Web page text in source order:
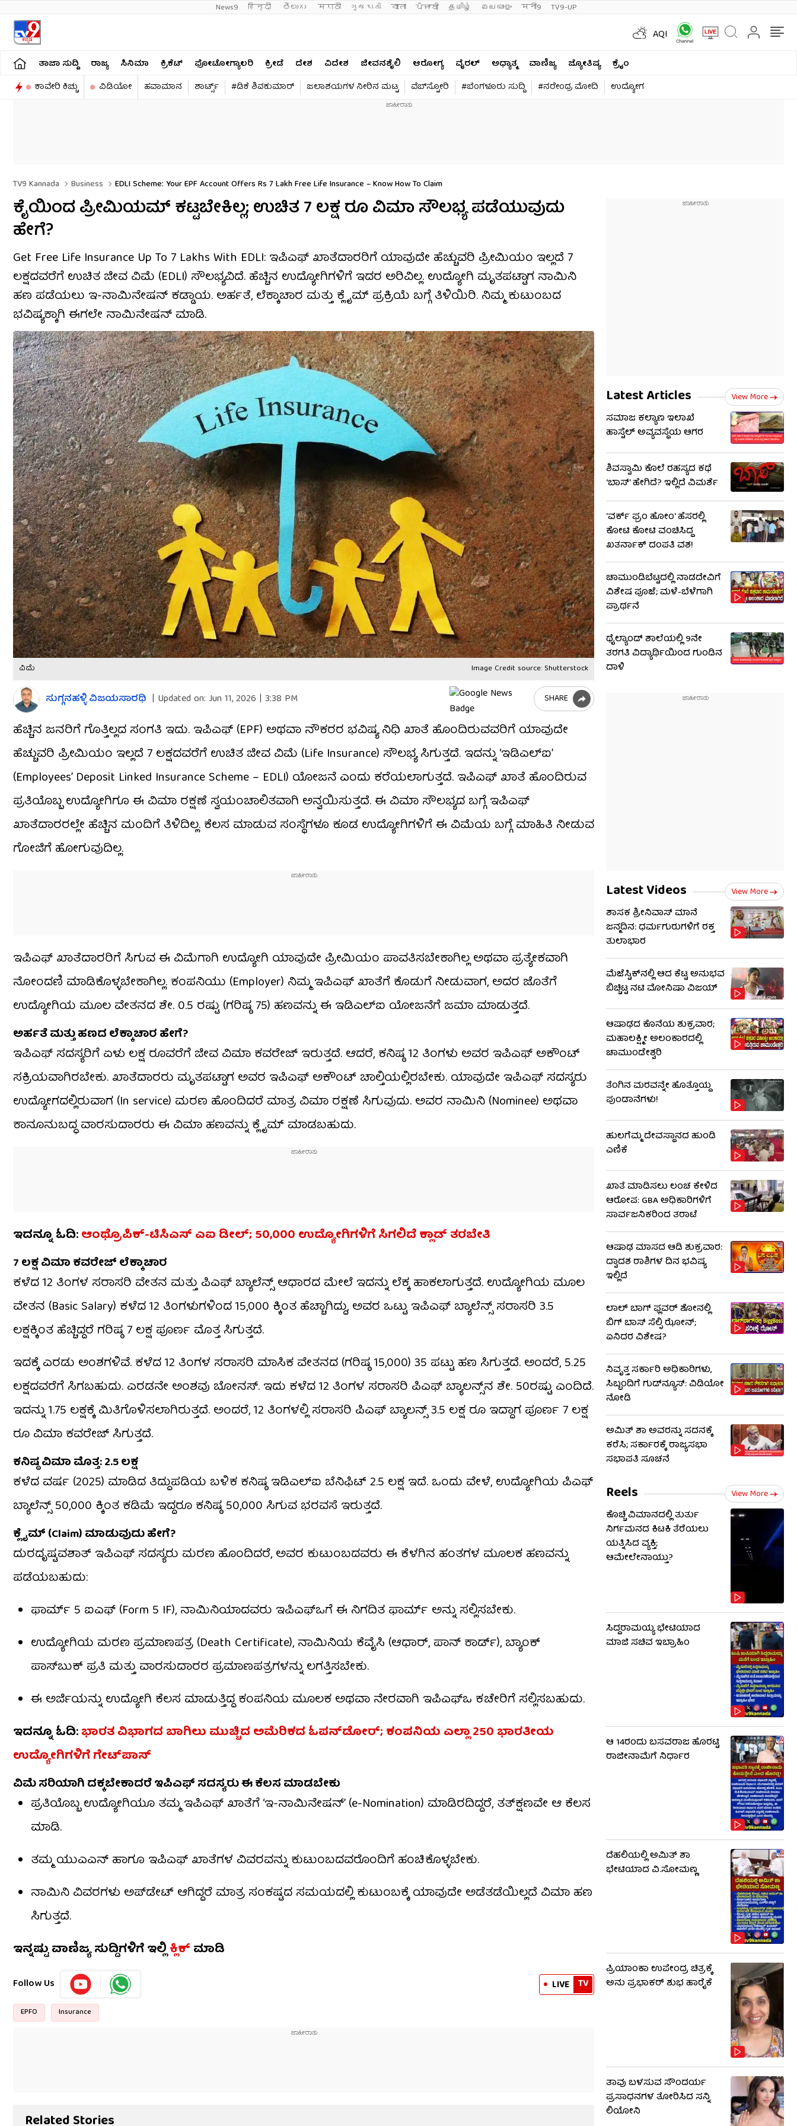
News9 हिन्दी తెలుగు मराठी ગુજરાતી বাংলা ਪੰਜਾਬੀ தமிழ் മലയാളം मनी9 TV9-UP
AQI
ತಾಜಾ ಸುದ್ದಿ ರಾಜ್ಯ ಸಿನಿಮಾ ಕ್ರಿಕೆಟ್​ ಫೋಟೋಗ್ಯಾಲರಿ ಕ್ರೀಡೆ ದೇಶ ವಿದೇಶ ಜೀವನಶೈಲಿ ಆರೋಗ್ಯ ವೈರಲ್​ ಅಧ್ಯಾತ್ಮ ವಾಣಿಜ್ಯ ಜ್ಯೋತಿಷ್ಯ
ಕ್ರೈಂ
ಕಾವೇರಿ ಕಿಚ್ಚು
ವಿಡಿಯೋ ಹವಾಮಾನ ಶಾರ್ಟ್ಸ್​ #ಡಿಕೆ ಶಿವಕುಮಾರ್​ ಜಲಾಶಯಗಳ ನೀರಿನ ಮಟ್ಟ ವೆಬ್​ಸ್ಟೋರಿ #ಬೆಂಗಳೂರು ಸುದ್ದಿ #ನರೇಂದ್ರ ಮೋದಿ ಉದ್ಯೋಗ
TV9 Kannada Business EDLI Scheme: Your EPF Account Offers Rs 7 Lakh Free Life Insurance – Know How To Claim
ಕೈಯಿಂದ ಪ್ರೀಮಿಯಮ್ ಕಟ್ಟಬೇಕಿಲ್ಲ; ಉಚಿತ 7 ಲಕ್ಷ ರೂ ವಿಮಾ ಸೌಲಭ್ಯ ಪಡೆಯುವುದು
ಹೇಗೆ?
Get Free Life Insurance Up To ₹7 Lakhs With EDLI: ಇಪಿಎಫ್ ಖಾತೆದಾರರಿಗೆ ಯಾವುದೇ ಹೆಚ್ಚುವರಿ ಪ್ರೀಮಿಯಂ ಇಲ್ಲದೆ ₹7
ಲಕ್ಷದವರೆಗೆ ಉಚಿತ ಜೀವ ವಿಮೆ (EDLI) ಸೌಲಭ್ಯವಿದೆ. ಹೆಚ್ಚಿನ ಉದ್ಯೋಗಿಗಳಿಗೆ ಇದರ ಅರಿವಿಲ್ಲ. ಉದ್ಯೋಗಿ ಮೃತಪಟ್ಟಾಗ ನಾಮಿನಿ
ಹಣ ಪಡೆಯಲು ಇ-ನಾಮಿನೇಷನ್ ಕಡ್ಡಾಯ. ಅರ್ಹತೆ, ಲೆಕ್ಕಾಚಾರ ಮತ್ತು ಕ್ಲೈಮ್ ಪ್ರಕ್ರಿಯೆ ಬಗ್ಗೆ ತಿಳಿಯಿರಿ. ನಿಮ್ಮ ಕುಟುಂಬದ
ಭವಿಷ್ಯಕ್ಕಾಗಿ ಈಗಲೇ ನಾಮಿನೇಷನ್ ಮಾಡಿ.
ವಿಮೆ Image Credit source: Shutterstock
ಸುಗ್ಗನಹಳ್ಳಿ ವಿಜಯಸಾರಥಿ | Updated on: Jun 11, 2026 | 3:38 PM SHARE
ಹೆಚ್ಚಿನ ಜನರಿಗೆ ಗೊತ್ತಿಲ್ಲದ ಸಂಗತಿ ಇದು. ಇಪಿಎಫ್ (EPF) ಅಥವಾ ನೌಕರರ ಭವಿಷ್ಯ ನಿಧಿ ಖಾತೆ ಹೊಂದಿರುವವರಿಗೆ ಯಾವುದೇ
ಹೆಚ್ಚುವರಿ ಪ್ರೀಮಿಯಂ ಇಲ್ಲದೆ ₹7 ಲಕ್ಷದವರೆಗೆ ಉಚಿತ ಜೀವ ವಿಮೆ (Life Insurance) ಸೌಲಭ್ಯ ಸಿಗುತ್ತದೆ. ಇದನ್ನು ‘ಇಡಿಎಲ್‌ಐ’
(Employees’ Deposit Linked Insurance Scheme – EDLI) ಯೋಜನೆ ಎಂದು ಕರೆಯಲಾಗುತ್ತದೆ. ಇಪಿಎಫ್ ಖಾತೆ ಹೊಂದಿರುವ
ಪ್ರತಿಯೊಬ್ಬ ಉದ್ಯೋಗಿಗೂ ಈ ವಿಮಾ ರಕ್ಷಣೆ ಸ್ವಯಂಚಾಲಿತವಾಗಿ ಅನ್ವಯಿಸುತ್ತದೆ. ಈ ವಿಮಾ ಸೌಲಭ್ಯದ ಬಗ್ಗೆ ಇಪಿಎಫ್
ಖಾತೆದಾರರಲ್ಲೇ ಹೆಚ್ಚಿನ ಮಂದಿಗೆ ತಿಳಿದಿಲ್ಲ. ಕೆಲಸ ಮಾಡುವ ಸಂಸ್ಥೆಗಳೂ ಕೂಡ ಉದ್ಯೋಗಿಗಳಿಗೆ ಈ ವಿಮೆಯ ಬಗ್ಗೆ ಮಾಹಿತಿ ನೀಡುವ
ಗೋಜಿಗೆ ಹೋಗುವುದಿಲ್ಲ.
ಇಪಿಎಫ್ ಖಾತೆದಾರರಿಗೆ ಸಿಗುವ ಈ ವಿಮೆಗಾಗಿ ಉದ್ಯೋಗಿ ಯಾವುದೇ ಪ್ರೀಮಿಯಂ ಪಾವತಿಸಬೇಕಾಗಿಲ್ಲ ಅಥವಾ ಪ್ರತ್ಯೇಕವಾಗಿ
ನೋಂದಣಿ ಮಾಡಿಕೊಳ್ಳಬೇಕಾಗಿಲ್ಲ. ಕಂಪನಿಯು (Employer) ನಿಮ್ಮ ಇಪಿಎಫ್ ಖಾತೆಗೆ ಕೊಡುಗೆ ನೀಡುವಾಗ, ಅದರ ಜೊತೆಗೆ
ಉದ್ಯೋಗಿಯ ಮೂಲ ವೇತನದ ಶೇ. 0.5 ರಷ್ಟು (ಗರಿಷ್ಠ ₹75) ಹಣವನ್ನು ಈ ಇಡಿಎಲ್‌ಐ ಯೋಜನೆಗೆ ಜಮಾ ಮಾಡುತ್ತದೆ.
ಅರ್ಹತೆ ಮತ್ತು ಹಣದ ಲೆಕ್ಕಾಚಾರ ಹೇಗೆ?
ಇಪಿಎಫ್ ಸದಸ್ಯರಿಗೆ ಏಳು ಲಕ್ಷ ರೂವರೆಗೆ ಜೀವ ವಿಮಾ ಕವರೇಜ್ ಇರುತ್ತದೆ. ಆದರೆ, ಕನಿಷ್ಠ 12 ತಿಂಗಳು ಅವರ ಇಪಿಎಫ್ ಅಕೌಂಟ್
ಸಕ್ರಿಯವಾಗಿರಬೇಕು. ಖಾತೆದಾರರು ಮೃತಪಟ್ಟಾಗ ಅವರ ಇಪಿಎಫ್ ಅಕೌಂಟ್ ಚಾಲ್ತಿಯಲ್ಲಿರಬೇಕು. ಯಾವುದೇ ಇಪಿಎಫ್ ಸದಸ್ಯರು
ಉದ್ಯೋಗದಲ್ಲಿರುವಾಗ (In service) ಮರಣ ಹೊಂದಿದರೆ ಮಾತ್ರ ವಿಮಾ ರಕ್ಷಣೆ ಸಿಗುವುದು. ಅವರ ನಾಮಿನಿ (Nominee) ಅಥವಾ
ಕಾನೂನುಬದ್ಧ ವಾರಸುದಾರರು ಈ ವಿಮಾ ಹಣವನ್ನು ಕ್ಲೈಮ್ ಮಾಡಬಹುದು.
ಇದನ್ನೂ ಓದಿ:ಆಂಥ್ರೊಪಿಕ್-ಟಿಸಿಎಸ್ ಎಐ ಡೀಲ್; 50,000 ಉದ್ಯೋಗಿಗಳಿಗೆ ಸಿಗಲಿದೆ ಕ್ಲಾಡ್ ತರಬೇತಿ
₹7 ಲಕ್ಷ ವಿಮಾ ಕವರೇಜ್ ಲೆಕ್ಕಾಚಾರ
ಕಳೆದ 12 ತಿಂಗಳ ಸರಾಸರಿ ವೇತನ ಮತ್ತು ಪಿಎಫ್ ಬ್ಯಾಲೆನ್ಸ್ ಆಧಾರದ ಮೇಲೆ ಇದನ್ನು ಲೆಕ್ಕ ಹಾಕಲಾಗುತ್ತದೆ. ಉದ್ಯೋಗಿಯ ಮೂಲ
ವೇತನ (Basic Salary) ಕಳೆದ 12 ತಿಂಗಳುಗಳಿಂದ ₹15,000 ಕ್ಕಿಂತ ಹೆಚ್ಚಾಗಿದ್ದು, ಅವರ ಒಟ್ಟು ಇಪಿಎಫ್ ಬ್ಯಾಲೆನ್ಸ್ ಸರಾಸರಿ ₹3.5
ಲಕ್ಷಕ್ಕಿಂತ ಹೆಚ್ಚಿದ್ದರೆ ಗರಿಷ್ಠ ₹7 ಲಕ್ಷ ಪೂರ್ಣ ಮೊತ್ತ ಸಿಗುತ್ತದೆ.
ಇದಕ್ಕೆ ಎರಡು ಅಂಶಗಳಿವೆ. ಕಳೆದ 12 ತಿಂಗಳ ಸರಾಸರಿ ಮಾಸಿಕ ವೇತನದ (ಗರಿಷ್ಠ ₹15,000) 35 ಪಟ್ಟು ಹಣ ಸಿಗುತ್ತದೆ. ಅಂದರೆ, ₹5.25
ಲಕ್ಷದವರೆಗೆ ಸಿಗಬಹುದು. ಎರಡನೇ ಅಂಶವು ಬೋನಸ್. ಇದು ಕಳೆದ 12 ತಿಂಗಳ ಸರಾಸರಿ ಪಿಎಫ್ ಬ್ಯಾಲನ್ಸ್​ನ ಶೇ. 50ರಷ್ಟು ಎಂದಿದೆ.
ಇದನ್ನು ₹1.75 ಲಕ್ಷಕ್ಕೆ ಮಿತಿಗೊಳಿಸಲಾಗಿರುತ್ತದೆ. ಅಂದರೆ, 12 ತಿಂಗಳಲ್ಲಿ ಸರಾಸರಿ ಪಿಎಫ್ ಬ್ಯಾಲನ್ಸ್ 3.5 ಲಕ್ಷ ರೂ ಇದ್ದಾಗ ಪೂರ್ಣ 7 ಲಕ್ಷ
ರೂ ವಿಮಾ ಕವರೇಜ್ ಸಿಗುತ್ತದೆ.
ಕನಿಷ್ಠ ವಿಮಾ ಮೊತ್ತ: ₹2.5 ಲಕ್ಷ
ಕಳೆದ ವರ್ಷ (2025) ಮಾಡಿದ ತಿದ್ದುಪಡಿಯ ಬಳಿಕ ಕನಿಷ್ಠ ಇಡಿಎಲ್​ಐ ಬೆನಿಫಿಟ್ ₹2.5 ಲಕ್ಷ ಇದೆ. ಒಂದು ವೇಳೆ, ಉದ್ಯೋಗಿಯ ಪಿಎಫ್
ಬ್ಯಾಲೆನ್ಸ್ ₹50,000 ಕ್ಕಿಂತ ಕಡಿಮೆ ಇದ್ದರೂ ಕನಿಷ್ಠ ₹50,000 ಸಿಗುವ ಭರವಸೆ ಇರುತ್ತದೆ.
ಕ್ಲೈಮ್ (Claim) ಮಾಡುವುದು ಹೇಗೆ?
ದುರದೃಷ್ಟವಶಾತ್ ಇಪಿಎಫ್ ಸದಸ್ಯರು ಮರಣ ಹೊಂದಿದರೆ, ಅವರ ಕುಟುಂಬದವರು ಈ ಕೆಳಗಿನ ಹಂತಗಳ ಮೂಲಕ ಹಣವನ್ನು
ಪಡೆಯಬಹುದು:
ಫಾರ್ಮ್ 5 ಐಎಫ್ (Form 5 IF), ನಾಮಿನಿಯಾದವರು ಇಪಿಎಫ್ಒಗೆ ಈ ನಿಗದಿತ ಫಾರ್ಮ್ ಅನ್ನು ಸಲ್ಲಿಸಬೇಕು.
ಉದ್ಯೋಗಿಯ ಮರಣ ಪ್ರಮಾಣಪತ್ರ (Death Certificate), ನಾಮಿನಿಯ ಕೆವೈಸಿ (ಆಧಾರ್, ಪಾನ್ ಕಾರ್ಡ್), ಬ್ಯಾಂಕ್
ಪಾಸ್‌ಬುಕ್ ಪ್ರತಿ ಮತ್ತು ವಾರಸುದಾರರ ಪ್ರಮಾಣಪತ್ರಗಳನ್ನು ಲಗತ್ತಿಸಬೇಕು.
ಈ ಅರ್ಜಿಯನ್ನು ಉದ್ಯೋಗಿ ಕೆಲಸ ಮಾಡುತ್ತಿದ್ದ ಕಂಪನಿಯ ಮೂಲಕ ಅಥವಾ ನೇರವಾಗಿ ಇಪಿಎಫ್ಒ ಕಚೇರಿಗೆ ಸಲ್ಲಿಸಬಹುದು.
ಇದನ್ನೂ ಓದಿ:ಭಾರತ ವಿಭಾಗದ ಬಾಗಿಲು ಮುಚ್ಚಿದ ಅಮೆರಿಕದ ಓಪನ್​ಡೋರ್; ಕಂಪನಿಯ ಎಲ್ಲಾ 250 ಭಾರತೀಯ
ಉದ್ಯೋಗಿಗಳಿಗೆ ಗೇಟ್​ಪಾಸ್
ವಿಮೆ ಸರಿಯಾಗಿ ದಕ್ಕಬೇಕಾದರೆ ಇಪಿಎಫ್ ಸದಸ್ಯರು ಈ ಕೆಲಸ ಮಾಡಬೇಕು
ಪ್ರತಿಯೊಬ್ಬ ಉದ್ಯೋಗಿಯೂ ತಮ್ಮ ಇಪಿಎಫ್ ಖಾತೆಗೆ ‘ಇ-ನಾಮಿನೇಷನ್’ (e-Nomination) ಮಾಡಿರದಿದ್ದರೆ, ತತ್​ಕ್ಷಣವೇ ಆ ಕೆಲಸ
ಮಾಡಿ.
ತಮ್ಮ ಯುಎಎನ್ ಹಾಗೂ ಇಪಿಎಫ್ ಖಾತೆಗಳ ವಿವರವನ್ನು ಕುಟುಂಬದವರೊಂದಿಗೆ ಹಂಚಿಕೊಳ್ಳಬೇಕು.
ನಾಮಿನಿ ವಿವರಗಳು ಅಪ್‌ಡೇಟ್ ಆಗಿದ್ದರೆ ಮಾತ್ರ ಸಂಕಷ್ಟದ ಸಮಯದಲ್ಲಿ ಕುಟುಂಬಕ್ಕೆ ಯಾವುದೇ ಅಡೆತಡೆಯಿಲ್ಲದೆ ವಿಮಾ ಹಣ
ಸಿಗುತ್ತದೆ.
ಇನ್ನಷ್ಟು ವಾಣಿಜ್ಯ ಸುದ್ದಿಗಳಿಗೆ ಇಲ್ಲಿಕ್ಲಿಕ್ ಮಾಡಿ
Follow Us LIVE TV
EPFO Insurance
Latest Articles View More
ಸಮಾಜ ಕಲ್ಯಾಣ ಇಲಾಖೆ
ಹಾಸ್ಟೆಲ್ ಅವ್ಯವಸ್ಥೆಯ ಆಗರ
ಶಿವಸ್ವಾಮಿ ಕೊಲೆ ರಹಸ್ಯದ ಕಥೆ
‘ಬಾಸ್’ ಹೇಗಿದೆ? ಇಲ್ಲಿದೆ ವಿಮರ್ಶೆ
'ವರ್ಕ್ ಫ್ರಂ ಹೋಂ' ಹೆಸರಲ್ಲಿ
ಕೋಟಿ ಕೋಟಿ ವಂಚಿಸಿದ್ದ
ಖತರ್ನಾಕ್ ದಂಪತಿ ವಶ!
ಚಾಮುಂಡಿಬೆಟ್ಟದಲ್ಲಿ ನಾಡದೇವಿಗೆ
ವಿಶೇಷ ಪೂಜೆ; ಮಳೆ-ಬೆಳೆಗಾಗಿ
ಪ್ರಾರ್ಥನೆ
ಥೈಲ್ಯಾಂಡ್ ಶಾಲೆಯಲ್ಲಿ 9ನೇ
ತರಗತಿ ವಿದ್ಯಾರ್ಥಿಯಿಂದ ಗುಂಡಿನ
ದಾಳಿ
Latest Videos View More
ಶಾಸಕ ಶ್ರೀನಿವಾಸ್ ಮಾನೆ
ಜನ್ಮದಿನ: ಧರ್ಮಗುರುಗಳಿಗೆ ರಕ್ತ
ತುಲಾಭಾರ
ಮೆಜೆಸ್ಟಿಕ್​​ನಲ್ಲಿ ಆದ ಕೆಟ್ಟ ಅನುಭವ
ಬಿಚ್ಚಿಟ್ಟ ನಟಿ ಮೋನಿಷಾ ವಿಜಯ್
ಆಷಾಢದ ಕೊನೆಯ ಶುಕ್ರವಾರ;
ಮಹಾಲಕ್ಷ್ಮೀ ಅಲಂಕಾರದಲ್ಲಿ
ಚಾಮುಂಡೇಶ್ವರಿ
ತೆಂಗಿನ ಮರವನ್ನೇ ಹೊತ್ತೊಯ್ದ
ಪುಂಡಾನೆಗಳು!
ಹುಲಗೆಮ್ಮ ದೇವಸ್ಥಾನದ ಹುಂಡಿ
ಎಣಿಕೆ
ಖಾತೆ ಮಾಡಿಸಲು ಲಂಚ ಕೇಳಿದ
ಆರೋಪ: GBA ಅಧಿಕಾರಿಗಳಿಗೆ
ಸಾರ್ವಜನಿಕರಿಂದ ತರಾಟೆ
ಆಷಾಢ ಮಾಸದ ಆಡಿ ಶುಕ್ರವಾರ:
ದ್ವಾದಶ ರಾಶಿಗಳ ದಿನ ಭವಿಷ್ಯ
ಇಲ್ಲಿದೆ
ಲಾಲ್ ಬಾಗ್ ಫ್ಲವರ್ ಶೋನಲ್ಲಿ
ಬಿಗ್ ಬಾಸ್ ಸೆಲ್ಫಿ ಝೋನ್;
ಏನಿದರ ವಿಶೇಷ?
ನಿವೃತ್ತ ಸರ್ಕಾರಿ ಅಧಿಕಾರಿಗಳು,
ಸಿಬ್ಬಂದಿಗೆ ಗುಡ್​ನ್ಯೂಸ್: ವಿಡಿಯೋ
ನೋಡಿ
ಅಮಿತ್ ಶಾ ಅವರನ್ನು ಸದನಕ್ಕೆ
ಕರೆಸಿ; ಸರ್ಕಾರಕ್ಕೆ ರಾಜ್ಯಸಭಾ
ಸಭಾಪತಿ ಸೂಚನೆ
Reels View More
ಕೊಚ್ಚಿ ವಿಮಾನದಲ್ಲಿ ತುರ್ತು
ನಿರ್ಗಮನದ ಕಿಟಕಿ ತೆರೆಯಲು
ಯತ್ನಿಸಿದ ವ್ಯಕ್ತಿ;
ಆಮೇಲೇನಾಯ್ತು?
ಸಿದ್ದರಾಮಯ್ಯ ಭೇಟಿಯಾದ
ಮಾಜಿ ಸಚಿವ ಇಬ್ರಾಹಿಂ
ಆ 14ರಂದು ಬಸವರಾಜ ಹೊರಟ್ಟಿ
ರಾಜೀನಾಮೆಗೆ ನಿರ್ಧಾರ
ದೆಹಲಿಯಲ್ಲಿ ಅಮಿತ್ ಶಾ
ಭೇಟಿಯಾದ ವಿ.ಸೋಮಣ್ಣ
ಪ್ರಿಯಾಂಕಾ ಉಪೇಂದ್ರ ಚಿತ್ರಕ್ಕೆ
ಅನು ಪ್ರಭಾಕರ್ ಶುಭ ಹಾರೈಕೆ
ತಾವು ಬಳಸುವ ಸೌಂದರ್ಯ
ಪ್ರಸಾಧನಗಳ ತೋರಿಸಿದ ಸನ್ನಿ
ಲಿಯೋನಿ